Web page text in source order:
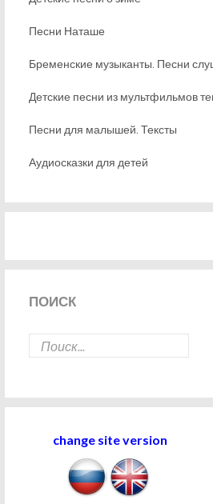
Песни Наташе
Бременские музыканты. Песни
Детские песни из мультфильмов
Песни для малышей. Тексты
Аудиосказки для детей
ПОИСК
change site version